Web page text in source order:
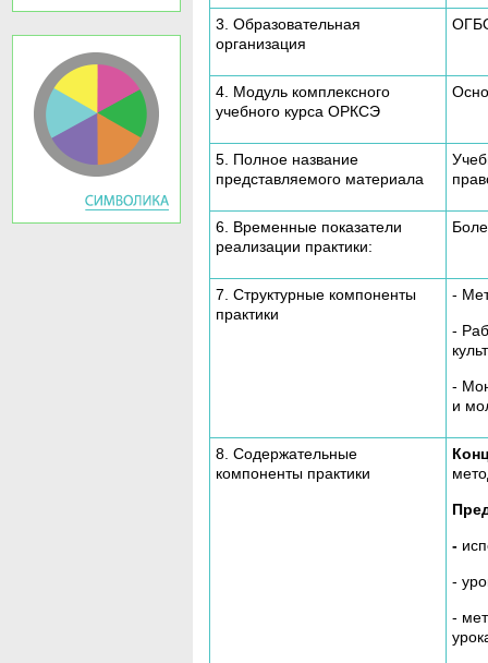
3. Образовательная
организация
4. Модуль комплексного
учебного курса ОРКСЭ
5. Полное название
представляемого материала
6. Временные показатели
реализации практики:
7. Структурные компоненты
практики
-
-
-
и
8. Содержательные
компоненты практики
-
-
-